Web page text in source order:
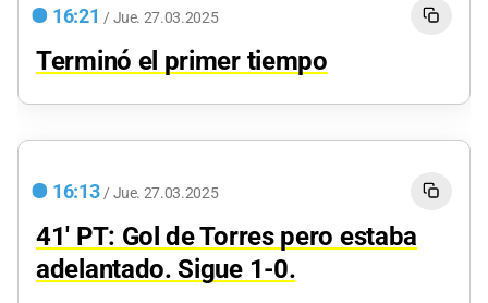
16:21 / Jue. 27.03.2025
Terminó el primer tiempo
16:13 / Jue. 27.03.2025
41' PT: Gol de Torres pero estaba
adelantado. Sigue 1-0.